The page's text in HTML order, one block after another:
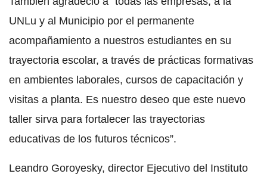
UNLu y al Municipio por el permanente
acompañamiento a nuestros estudiantes en su
trayectoria escolar, a través de prácticas formativas
en ambientes laborales, cursos de capacitación y
visitas a planta. Es nuestro deseo que este nuevo
taller sirva para fortalecer las trayectorias
educativas de los futuros técnicos”.
Leandro Goroyesky, director Ejecutivo del Instituto